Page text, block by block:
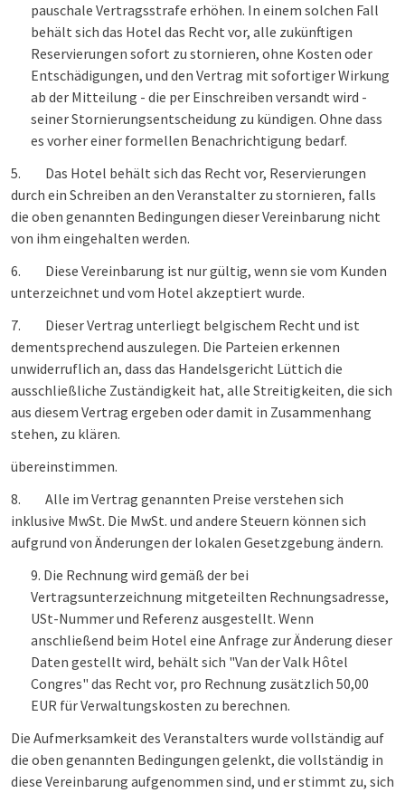
pauschale Vertragsstrafe erhöhen. In einem solchen Fall
behält sich das Hotel das Recht vor, alle zukünftigen
Reservierungen sofort zu stornieren, ohne Kosten oder
Entschädigungen, und den Vertrag mit sofortiger Wirkung
ab der Mitteilung - die per Einschreiben versandt wird -
seiner Stornierungsentscheidung zu kündigen. Ohne dass
es vorher einer formellen Benachrichtigung bedarf.
5. Das Hotel behält sich das Recht vor, Reservierungen
durch ein Schreiben an den Veranstalter zu stornieren, falls
die oben genannten Bedingungen dieser Vereinbarung nicht
von ihm eingehalten werden.
6. Diese Vereinbarung ist nur gültig, wenn sie vom Kunden
unterzeichnet und vom Hotel akzeptiert wurde.
7. Dieser Vertrag unterliegt belgischem Recht und ist
dementsprechend auszulegen. Die Parteien erkennen
unwiderruflich an, dass das Handelsgericht Lüttich die
ausschließliche Zuständigkeit hat, alle Streitigkeiten, die sich
aus diesem Vertrag ergeben oder damit in Zusammenhang
stehen, zu klären.
übereinstimmen.
8. Alle im Vertrag genannten Preise verstehen sich
inklusive MwSt. Die MwSt. und andere Steuern können sich
aufgrund von Änderungen der lokalen Gesetzgebung ändern.
Die Rechnung wird gemäß der bei
Vertragsunterzeichnung mitgeteilten Rechnungsadresse,
USt-Nummer und Referenz ausgestellt. Wenn
anschließend beim Hotel eine Anfrage zur Änderung dieser
Daten gestellt wird, behält sich "Van der Valk Hôtel
Congres" das Recht vor, pro Rechnung zusätzlich 50,00
EUR für Verwaltungskosten zu berechnen.
Die Aufmerksamkeit des Veranstalters wurde vollständig auf
die oben genannten Bedingungen gelenkt, die vollständig in
diese Vereinbarung aufgenommen sind, und er stimmt zu, sich